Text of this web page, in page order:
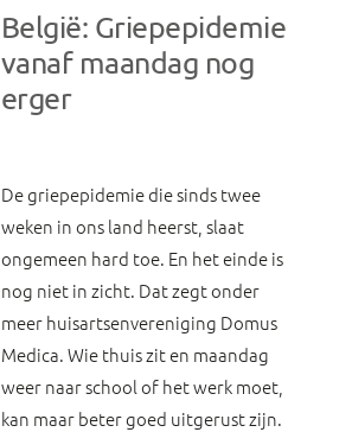
België: Griepepidemie
vanaf maandag nog
erger
De griepepidemie die sinds twee
weken in ons land heerst, slaat
ongemeen hard toe. En het einde is
nog niet in zicht. Dat zegt onder
meer huisartsenvereniging Domus
Medica. Wie thuis zit en maandag
weer naar school of het werk moet,
kan maar beter goed uitgerust zijn.